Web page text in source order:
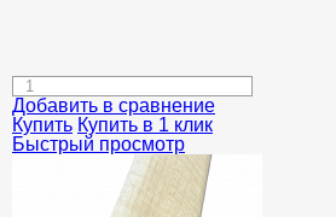
Добавить в сравнение
Купить Купить в 1 клик
Быстрый просмотр